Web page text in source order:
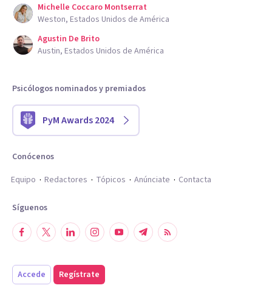
Michelle Coccaro Montserrat
Weston, Estados Unidos de América
Agustin De Brito
Austin, Estados Unidos de América
Psicólogos nominados y premiados
PyM Awards 2024
Conócenos
Equipo
Redactores Tópicos Anúnciate Contacta
Síguenos
Accede Regístrate